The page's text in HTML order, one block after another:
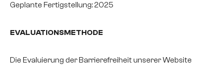
Geplante Fertigstellung: 2025
EVALUATIONSMETHODE
Die Evaluierung der Barrierefreiheit unserer Website